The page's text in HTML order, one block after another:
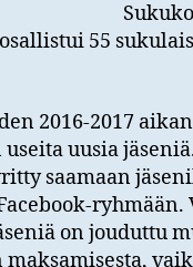
55
2016-2017
uusia
saamaan
ryhmään.
on jouduttu
maksamisesta,